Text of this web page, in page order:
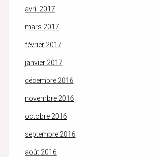
avril 2017
mars 2017
février 2017
janvier 2017
décembre 2016
novembre 2016
octobre 2016
septembre 2016
août 2016